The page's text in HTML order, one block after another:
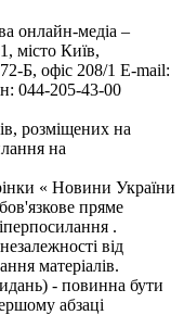
онлайн-медіа –
місто Київ,
офіс 208/1 E-mail:
044-205-43-00
розміщених на
на
« Новини України
пряме
.
від
матеріалів.
- повинна бути
абзаці